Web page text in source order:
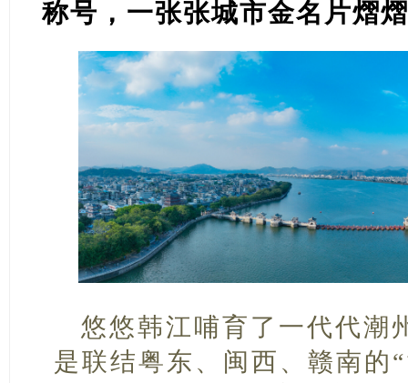
称号，一张张城市金名片熠
悠悠韩江哺育了一代代潮
是联结粤东、闽西、赣南的